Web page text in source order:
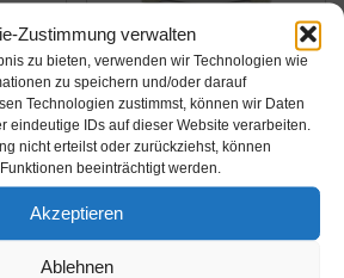
Zustimmung verwalten
zu bieten, verwenden wir Technologien wie
zu speichern und/oder darauf
Technologien zustimmst, können wir Daten
eindeutige IDs auf dieser Website verarbeiten.
nicht erteilst oder zurückziehst, können
beeinträchtigt werden.
Akzeptieren
Ablehnen
1,
Amazon.de
29,95€39,95€
Gelenktabletten für
Hunde - mit
Grünlippmuschel, MSM
und Teufelskralle -
Hohe Akzeptanz beim
Hund da keine Kapseln
Produkt ansehen*